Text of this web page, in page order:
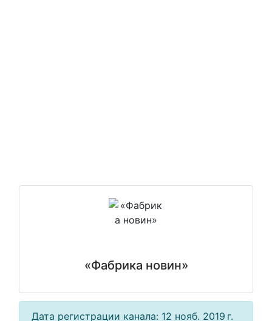
«Фабрика новин»
Дата регистрации канала: 12 нояб. 2019 г.